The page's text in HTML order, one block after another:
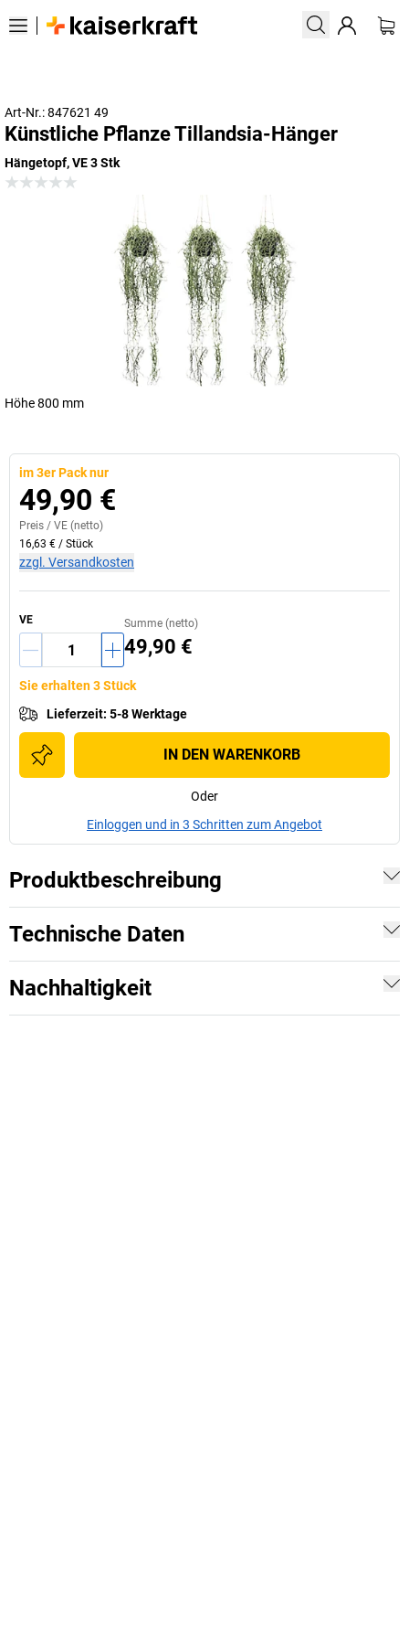
Art-Nr.: 847621 49
Künstliche Pflanze Tillandsia-Hänger
Hängetopf, VE 3 Stk
Höhe 800 mm
im 3er Pack nur
49,90 €
Preis / VE (netto)
16,63 € / Stück
zzgl. Versandkosten
VE Summe (netto)
49,90 €
Sie erhalten 3 Stück
Lieferzeit: 5-8 Werktage
IN DEN WARENKORB
Oder
Einloggen und in 3 Schritten zum Angebot
Produktbeschreibung
Technische Daten
Nachhaltigkeit